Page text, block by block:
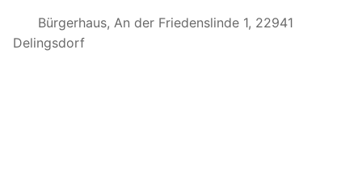
Bürgerhaus, An der Friedenslinde 1, 22941
Delingsdorf